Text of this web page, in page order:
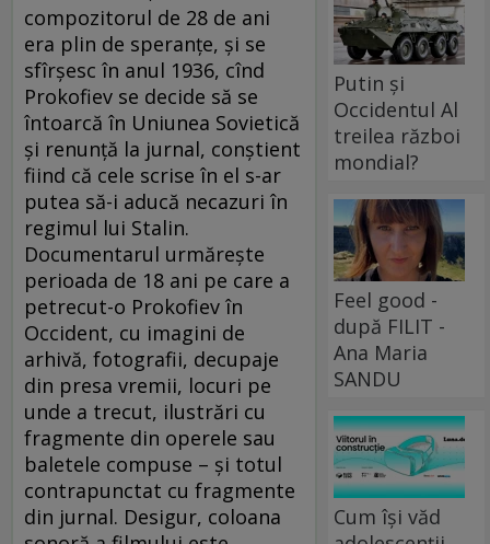
compozitorul de 28 de ani
era plin de speranţe, şi se
sfîrşesc în anul 1936, cînd
Prokofiev se decide să se
întoarcă în Uniunea Sovietică
şi renunţă la jurnal, conştient
fiind că cele scrise în el s-ar
putea să-i aducă necazuri în
regimul lui Stalin.
Documentarul urmăreşte
perioada de 18 ani pe care a
petrecut-o Prokofiev în
Occident, cu imagini de
arhivă, fotografii, decupaje
din presa vremii, locuri pe
unde a trecut, ilustrări cu
fragmente din operele sau
baletele compuse – şi totul
contrapunctat cu fragmente
din jurnal. Desigur, coloana
Putin și
Occidentul Al
treilea război
mondial?
Feel good -
după FILIT -
Ana Maria
SANDU
Cum își văd